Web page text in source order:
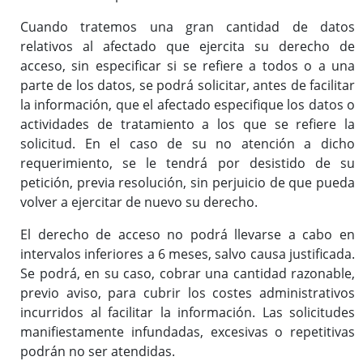
Cuando tratemos una gran cantidad de datos
relativos al afectado que ejercita su derecho de
acceso, sin especificar si se refiere a todos o a una
parte de los datos, se podrá solicitar, antes de facilitar
la información, que el afectado especifique los datos o
actividades de tratamiento a los que se refiere la
solicitud. En el caso de su no atención a dicho
requerimiento, se le tendrá por desistido de su
petición, previa resolución, sin perjuicio de que pueda
volver a ejercitar de nuevo su derecho.
El derecho de acceso no podrá llevarse a cabo en
intervalos inferiores a 6 meses, salvo causa justificada.
Se podrá, en su caso, cobrar una cantidad razonable,
previo aviso, para cubrir los costes administrativos
incurridos al facilitar la información. Las solicitudes
manifiestamente infundadas, excesivas o repetitivas
podrán no ser atendidas.